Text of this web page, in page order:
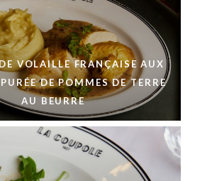
VOLAILLE FRANÇAISE AUX
DE POMMES DE TERRE
AU BEURRE